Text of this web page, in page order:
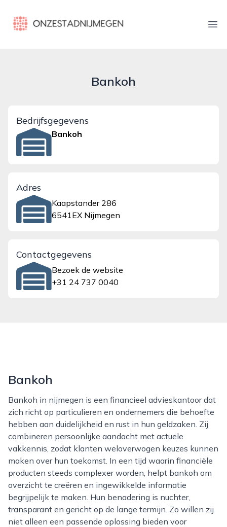
onzestadnijmegen.nl
Bankoh
Bedrijfsgegevens
Bankoh
Adres
Kaapstander 286
6541EX Nijmegen
Contactgegevens
Bezoek de website
+31 24 737 0040
Bankoh
Bankoh in nijmegen is een financieel advieskantoor dat
zich richt op particulieren en ondernemers die behoefte
hebben aan duidelijkheid en rust in hun geldzaken. Zij
combineren persoonlijke aandacht met actuele
vakkennis, zodat klanten weloverwogen keuzes kunnen
maken over hun toekomst. In een tijd waarin financiële
producten steeds complexer worden, helpt bankoh om
overzicht te creëren en ingewikkelde informatie
begrijpelijk te maken. Hun benadering is nuchter,
transparant en gericht op de lange termijn. Zo willen zij
niet alleen een passende oplossing bieden voor